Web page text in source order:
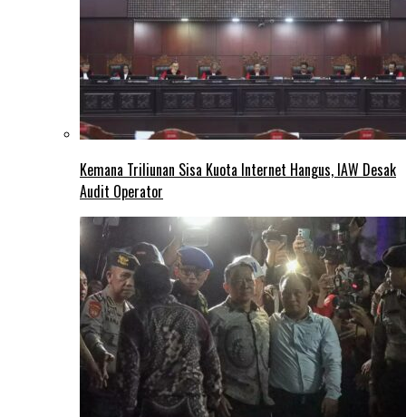
Kemana Triliunan Sisa Kuota Internet Hangus, IAW Desak
Audit Operator